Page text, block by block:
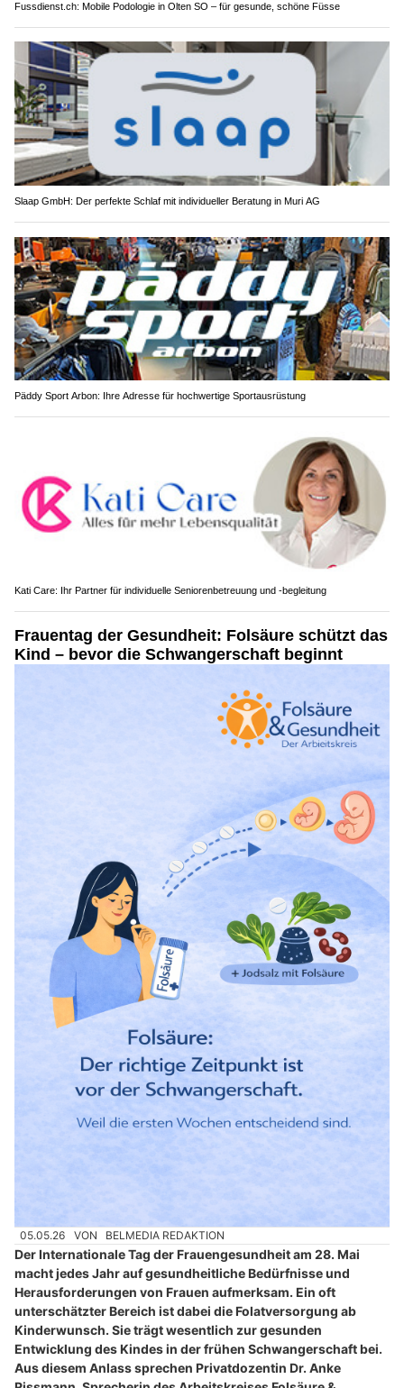
Fussdienst.ch: Mobile Podologie in Olten SO – für gesunde, schöne Füsse
Slaap GmbH: Der perfekte Schlaf mit individueller Beratung in Muri AG
Päddy Sport Arbon: Ihre Adresse für hochwertige Sportausrüstung
Kati Care: Ihr Partner für individuelle Seniorenbetreuung und -begleitung
Frauentag der Gesundheit: Folsäure schützt das
Kind – bevor die Schwangerschaft beginnt
05.05.26 VON BELMEDIA REDAKTION
Der Internationale Tag der Frauengesundheit am 28. Mai
macht jedes Jahr auf gesundheitliche Bedürfnisse und
Herausforderungen von Frauen aufmerksam. Ein oft
unterschätzter Bereich ist dabei die Folatversorgung ab
Kinderwunsch. Sie trägt wesentlich zur gesunden
Entwicklung des Kindes in der frühen Schwangerschaft bei.
Aus diesem Anlass sprechen Privatdozentin Dr. Anke